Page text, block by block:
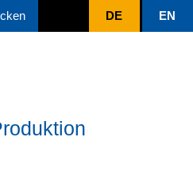
DE EN